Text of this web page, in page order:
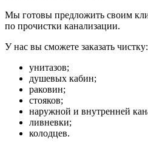
Мы готовы предложить своим
по прочистки канализации.
У нас вы сможете заказать чистку:
унитазов;
душевых кабин;
раковин;
стояков;
наружной и внутренней
ливневки;
колодцев.